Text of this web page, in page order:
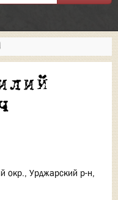
|
окр., Урджарский р-н,